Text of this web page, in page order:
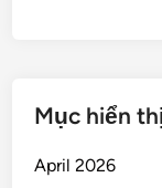
Mục hiển
April 2026